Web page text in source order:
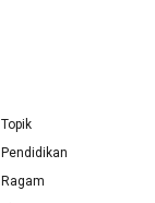
Topik
Pendidikan
Ragam